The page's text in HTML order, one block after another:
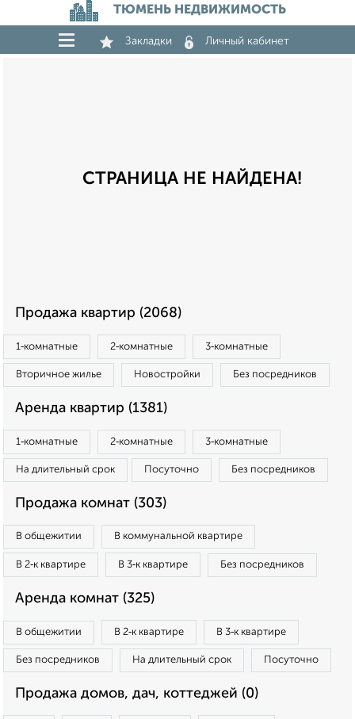
ТЮМЕНЬ НЕДВИЖИМОСТЬ
Закладки Личный кабинет
СТРАНИЦА НЕ НАЙДЕНА!
Продажа квартир (2068)
1‑комнатные 2‑комнатные 3‑комнатные
Вторичное жилье Новостройки Без посредников
Аренда квартир (1381)
1‑комнатные 2‑комнатные 3‑комнатные
На длительный срок Посуточно Без посредников
Продажа комнат (303)
В общежитии В коммунальной квартире
В 2‑к квартире В 3‑к квартире Без посредников
Аренда комнат (325)
В общежитии В 2‑к квартире В 3‑к квартире
Без посредников На длительный срок Посуточно
Продажа домов, дач, коттеджей (0)